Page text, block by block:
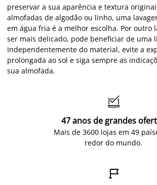
preservar a sua aparência e textura
almofadas de algodão ou linho, uma
em água fria é a melhor escolha. Por outro
ser mais delicado, pode beneficiar de uma
Independentemente do material, evite a
prolongada ao sol e siga sempre as
sua almofada.

47 anos de grandes
Mais de 3600 lojas em 49
redor do mundo.
